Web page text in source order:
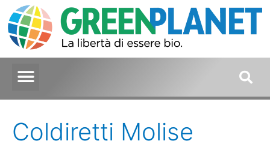
Coldiretti Molise